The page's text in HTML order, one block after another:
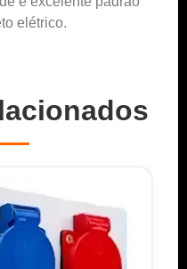
elétrico.